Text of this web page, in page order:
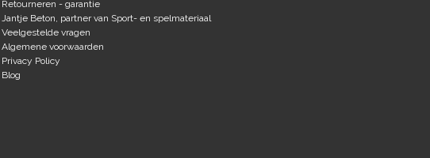
Retourneren - garantie
Jantje Beton, partner van Sport- en spelmateriaal
Veelgestelde vragen
Algemene voorwaarden
Privacy Policy
Blog